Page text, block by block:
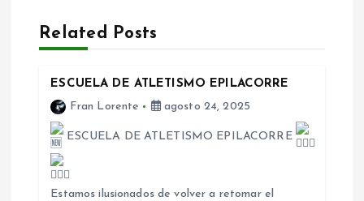
gRelated Posts
ESCUELA DE ATLETISMO EPILACORRE
Fran Lorente
agosto 24, 2025
ESCUELA DE ATLETISMO EPILACORRE
Estamos ilusionados de volver a retomar el